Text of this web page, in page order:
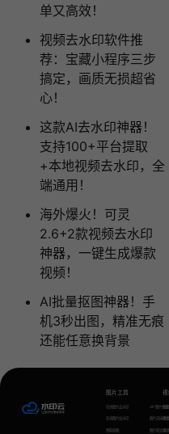
单又高效！
视频去水印软件推
荐：宝藏小程序三步
搞定，画质无损超省
心！
这款AI去水印神器！
支持100+平台提取
+本地视频去水印，全
端通用！
海外爆火！可灵
2.6+2款视频去水印
神器，一键生成爆款
视频！
AI批量抠图神器！手
机3秒出图，精准无痕
还能任意换背景
图片工具
在线图片去水印
在线图片加水印
智能抠图
GIF图片生成
图片无损放大
图片转文字
视
视
视
视